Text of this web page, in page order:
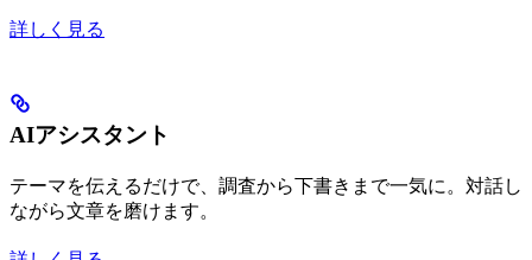
詳しく見る
AIアシスタント
テーマを伝えるだけで、調査から下書きまで一気に。対話し
ながら文章を磨けます。